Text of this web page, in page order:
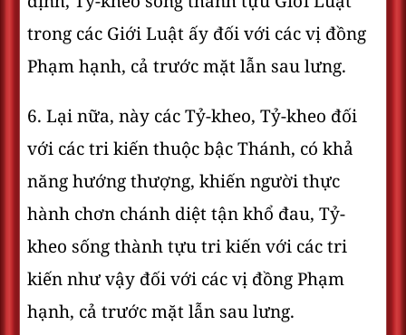
trong các Giới Luật ấy đối với các vị đồng
Phạm hạnh, cả trước mặt lẫn sau lưng.
6. Lại nữa, này các Tỷ-kheo, Tỷ-kheo đối
với các tri kiến thuộc bậc Thánh, có khả
năng hướng thượng, khiến người thực
hành chơn chánh diệt tận khổ đau, Tỷ-
kheo sống thành tựu tri kiến với các tri
kiến như vậy đối với các vị đồng Phạm
hạnh, cả trước mặt lẫn sau lưng.